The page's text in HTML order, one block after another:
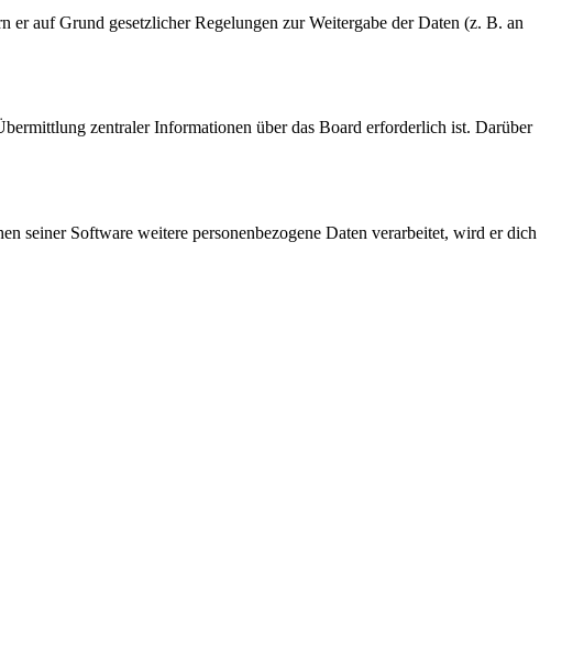
auf Grund gesetzlicher Regelungen zur Weitergabe der Daten (z. B. an
zentraler Informationen über das Board erforderlich ist. Darüber
seiner Software weitere personenbezogene Daten verarbeitet, wird er dich